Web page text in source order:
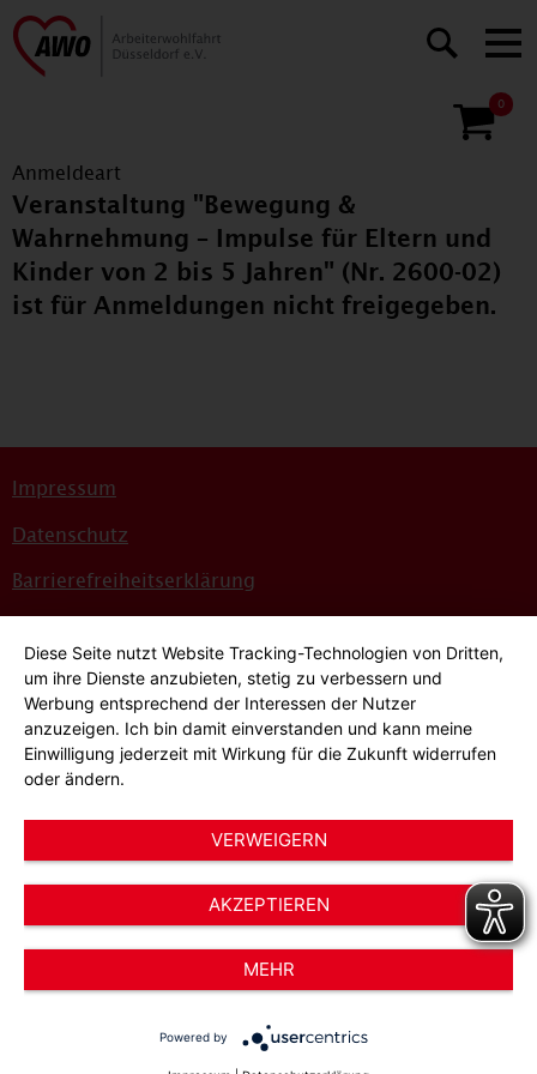
0
Anmeldeart
Veranstaltung "Bewegung &
Wahrnehmung – Impulse für Eltern und
Kinder von 2 bis 5 Jahren" (Nr. 2600-02)
ist für Anmeldungen nicht freigegeben.
Impressum
Datenschutz
Barrierefreiheitserklärung
Bildnachweise
Hinweisgeber*innensystem
Cookie-Einstellungen
© 2026 AWO Düsseldorf – Arbeiterwohlfahrt e.V.
Diese Seite nutzt Website Tracking-Technologien von Dritten,
um ihre Dienste anzubieten, stetig zu verbessern und
Werbung entsprechend der Interessen der Nutzer
anzuzeigen. Ich bin damit einverstanden und kann meine
Einwilligung jederzeit mit Wirkung für die Zukunft widerrufen
oder ändern.
VERWEIGERN
AKZEPTIEREN
MEHR
Powered by